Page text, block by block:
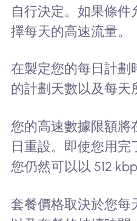
自行決定。如果條件
擇每天的高速流量。
在製定您的每日計劃
的計劃天數以及每天
您的高速數據限額將
日重設。即使您用完
您仍然可以以 512
套餐價格取決於您每